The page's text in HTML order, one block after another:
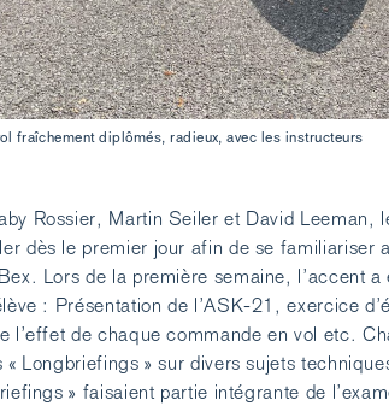
fraîchement diplômés, radieux, avec les instructeurs
Rossier, Martin Seiler et David Leeman,
dès le premier jour afin de se familiariser
Lors de la première semaine, l’accent
: Présentation de l’ASK-21, exercice
l’effet de chaque commande en vol etc.
« Longbriefings » sur divers sujets
» faisaient partie intégrante de